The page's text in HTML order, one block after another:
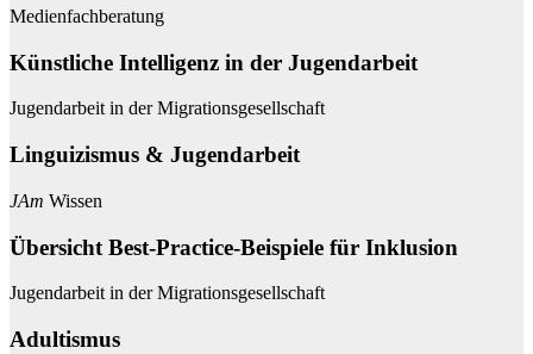
Medienfachberatung
Künstliche Intelligenz in der Jugendarbeit
Jugendarbeit in der Migrationsgesellschaft
Linguizismus & Jugendarbeit
JAm Wissen
Übersicht Best-Practice-Beispiele für Inklusion
Jugendarbeit in der Migrationsgesellschaft
Adultismus